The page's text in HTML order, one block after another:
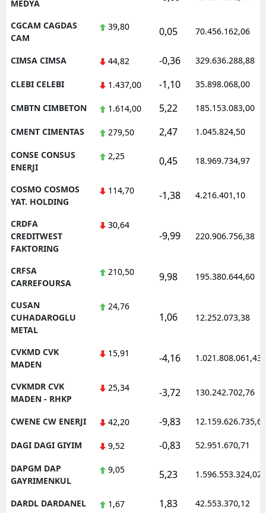
MEDYA
CGCAM CAGDAS
CAM
39,80 0,05 70.456.162,06
CIMSA CIMSA 44,82 -0,36 329.636.288,88
CLEBI CELEBI 1.437,00 -1,10 35.898.068,00
CMBTN CIMBETON 1.614,00 5,22 185.153.083,00
CMENT CIMENTAS 279,50 2,47 1.045.824,50
CONSE CONSUS
ENERJI
2,25 0,45 18.969.734,97
COSMO COSMOS
YAT. HOLDING
114,70 -1,38 4.216.401,10
CRDFA
CREDITWEST
FAKTORING
30,64
-9,99 220.906.756,38
CRFSA
CARREFOURSA
210,50 9,98 195.380.644,60
CUSAN
CUHADAROGLU
METAL
24,76
1,06 12.252.073,38
CVKMD CVK
MADEN
15,91 -4,16 1.021.808.061,43
CVKMDR CVK
MADEN - RHKP
25,34 -3,72 130.242.702,76
CWENE CW ENERJI 42,20 -9,83 12.159.626.735,62
DAGI DAGI GIYIM 9,52 -0,83 52.951.670,71
DAPGM DAP
GAYRIMENKUL
9,05 5,23 1.596.553.324,02
DARDL DARDANEL 1,67 1,83 42.553.370,12